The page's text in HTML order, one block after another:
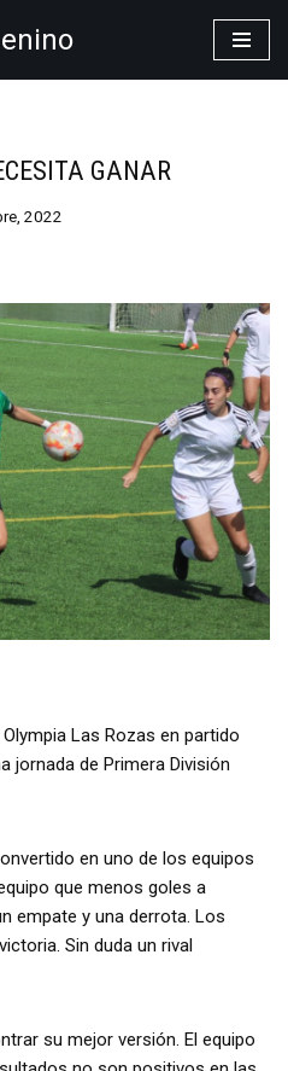
GANAR
2022
Las Rozas en partido
jornada de Primera División
en uno de los equipos
que menos goles a
empate y una derrota. Los
Sin duda un rival
su mejor versión. El equipo